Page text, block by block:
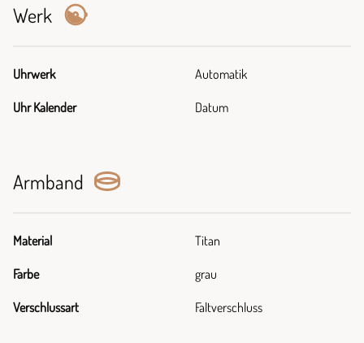
Werk
Uhrwerk Automatik
Uhr Kalender Datum
Armband
Material Titan
Farbe grau
Verschlussart Faltverschluss